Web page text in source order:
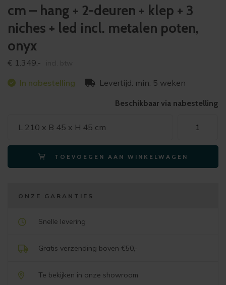
cm – hang + 2-deuren + klep + 3
niches + led incl. metalen poten,
onyx
€ 1.349,-
In nabestelling Levertijd: min. 5 weken
Beschikbaar via nabestelling
L 210 x B 45 x H 45 cm
ELEMENTS
lowboard
210
cm
TOEVOEGEN AAN WINKELWAGEN
ONZE GARANTIES
Snelle levering
Gratis verzending boven €50,-
Te bekijken in onze showroom